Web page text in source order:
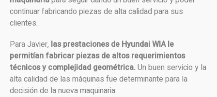
continuar fabricando piezas de alta calidad para sus
clientes.
Para Javier, las prestaciones de Hyundai WIA le
permitían fabricar piezas de altos requerimientos
técnicos y complejidad geométrica.Un buen servicio y la
alta calidad de las máquinas fue determinante para la
decisión de la nueva maquinaria.